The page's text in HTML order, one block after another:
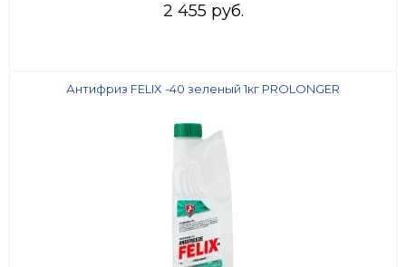
2 455 руб.
Антифриз FELIX -40 зеленый 1кг PROLONGER